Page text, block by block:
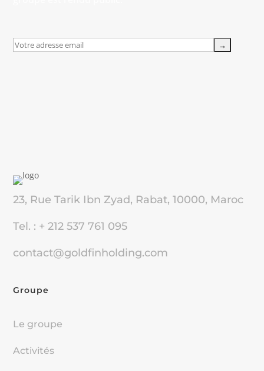
23, Rue Tarik Ibn Zyad, Rabat, 10000, Maroc
Tel. : + 212 537 761 095
contact@goldfinholding.com
Groupe
Le groupe
Activités